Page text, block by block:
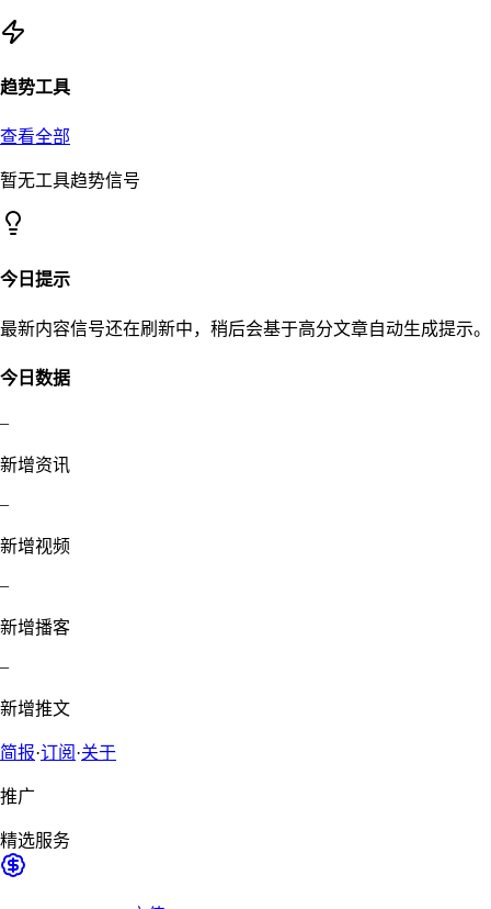
趋势工具
查看全部
暂无工具趋势信号
今日提示
最新内容信号还在刷新中，稍后会基于高分文章自动生成提示。
今日数据
–
新增资讯
–
新增视频
–
新增播客
–
新增推文
简报·订阅 ·关于
推广
精选服务